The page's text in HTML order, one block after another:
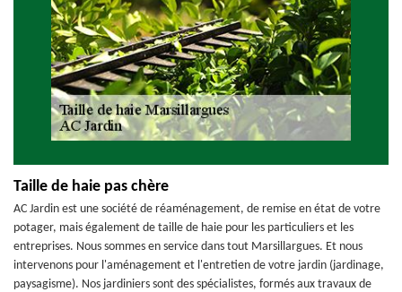
Taille de haie pas chère
AC Jardin est une société de réaménagement, de remise en état de votre
potager, mais également de taille de haie pour les particuliers et les
entreprises. Nous sommes en service dans tout Marsillargues. Et nous
intervenons pour l'aménagement et l'entretien de votre jardin (jardinage,
paysagisme). Nos jardiniers sont des spécialistes, formés aux travaux de